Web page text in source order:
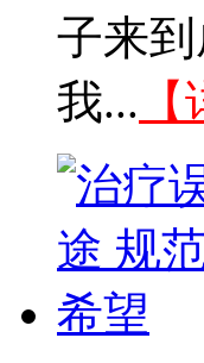
子来
我...